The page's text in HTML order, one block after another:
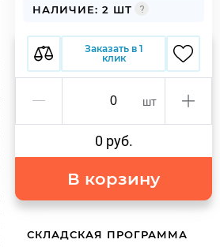
НАЛИЧИЕ: 2 ШТ
Заказать в 1
клик
шт
0 руб.
В корзину
СКЛАДСКАЯ ПРОГРАММА